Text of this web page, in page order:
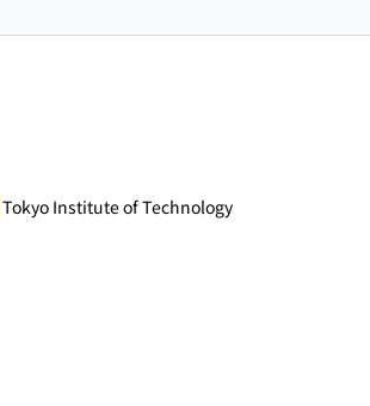
Tokyo Institute of Technology